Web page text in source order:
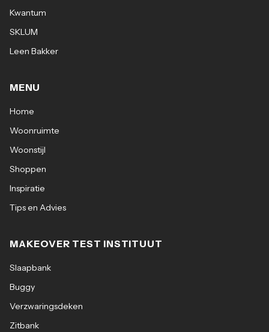
Kwantum
SKLUM
Leen Bakker
MENU
Home
Woonruimte
Woonstijl
Shoppen
Inspiratie
Tips en Advies
MAKEOVER TEST INSTITUUT
Slaapbank
Buggy
Verzwaringsdeken
Zitbank